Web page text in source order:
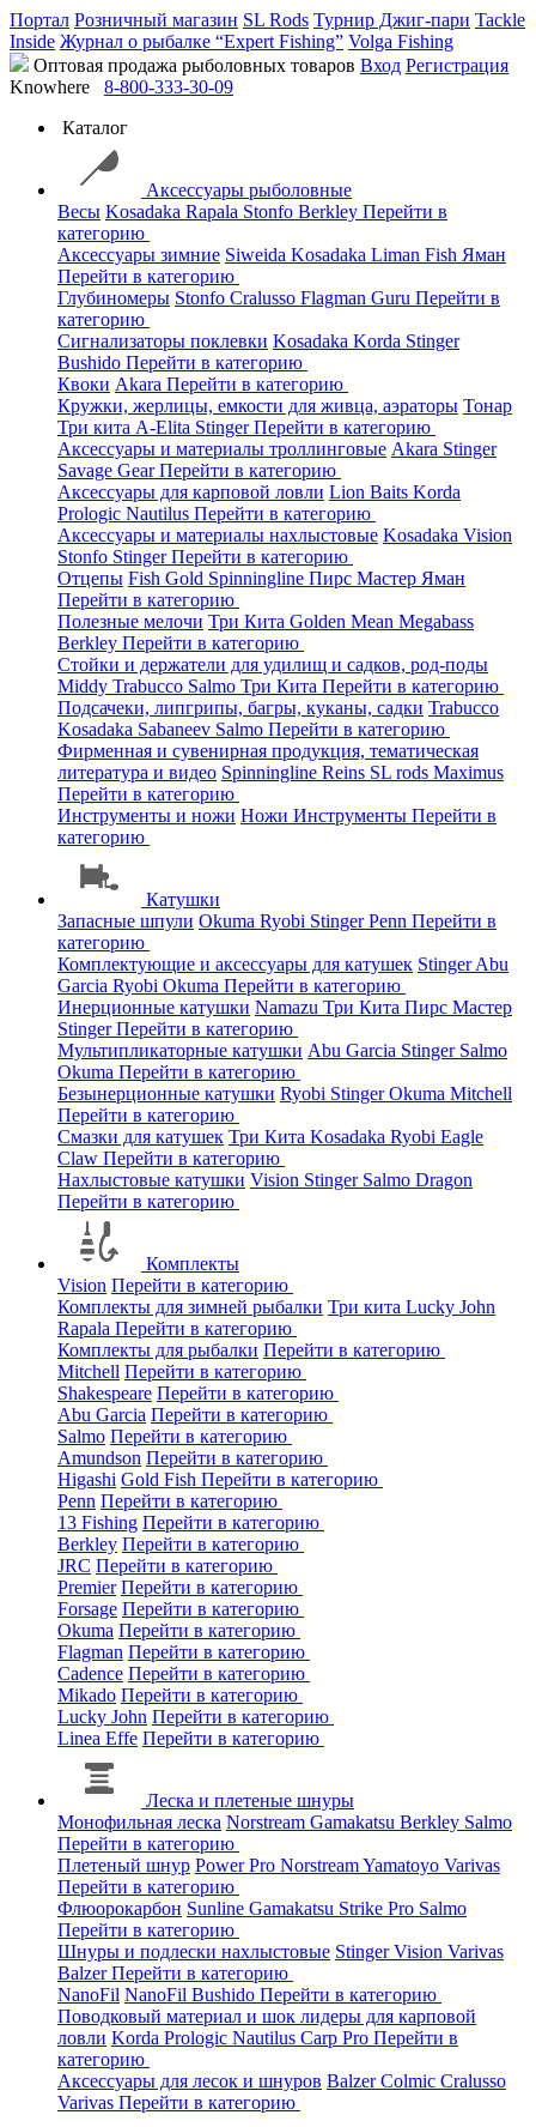
Портал Розничный магазин SL Rods Турнир Джиг-пари Tackle
Inside Журнал о рыбалке “Expert Fishing” Volga Fishing
Оптовая продажа рыболовных товаров Вход Регистрация
Knowhere
8-800-333-30-09
Каталог
Аксессуары рыболовные
Весы Kosadaka Rapala Stonfo Berkley Перейти в
категорию
Аксессуары зимние Siweida Kosadaka Liman Fish Яман
Перейти в категорию
Глубиномеры Stonfo Cralusso Flagman Guru Перейти в
категорию
Сигнализаторы поклевки Kosadaka Korda Stinger
Bushido Перейти в категорию
Квоки Akara Перейти в категорию
Кружки, жерлицы, емкости для живца, аэраторы Тонар
Три кита A-Elita StingerПерейти в категорию
Аксессуары и материалы троллинговые Akara Stinger
Savage GearПерейти в категорию
Аксессуары для карповой ловли Lion Baits Korda
Prologic Nautilus Перейти в категорию
Аксессуары и материалы нахлыстовые Kosadaka Vision
Stonfo StingerПерейти в категорию
Отцепы Fish Gold Spinningline Пирс Мастер Яман
Перейти в категорию
Полезные мелочи Три Кита Golden Mean Megabass
Berkley Перейти в категорию
Стойки и держатели для удилищ и садков, род-поды
Middy Trabucco Salmo Три Кита Перейти в категорию
Подсачеки, липгрипы, багры, куканы, садки Trabucco
Kosadaka Sabaneev Salmo Перейти в категорию
Фирменная и сувенирная продукция, тематическая
литература и видео Spinningline Reins SL rods Maximus
Перейти в категорию
Инструменты и ножи Ножи Инструменты Перейти в
категорию
Катушки
Запасные шпули Okuma Ryobi StingerPenn Перейти в
категорию
Комплектующие и аксессуары для катушек StingerAbu
Garcia Ryobi Okuma Перейти в категорию
Инерционные катушки Namazu Три Кита Пирс Мастер
StingerПерейти в категорию
Мультипликаторные катушки Abu Garcia Stinger Salmo
Okuma Перейти в категорию
Безынерционные катушки Ryobi StingerOkuma Mitchell
Перейти в категорию
Смазки для катушек Три Кита Kosadaka Ryobi Eagle
Claw Перейти в категорию
Нахлыстовые катушки Vision Stinger Salmo Dragon
Перейти в категорию
Комплекты
Vision Перейти в категорию
Комплекты для зимней рыбалки Три кита Lucky John
Rapala Перейти в категорию
Комплекты для рыбалки Перейти в категорию
Mitchell Перейти в категорию
Shakespeare Перейти в категорию
Abu Garcia Перейти в категорию
Salmo Перейти в категорию
Amundson Перейти в категорию
Higashi Gold Fish Перейти в категорию
Penn Перейти в категорию
13 Fishing Перейти в категорию
Berkley Перейти в категорию
JRC Перейти в категорию
Premier Перейти в категорию
Forsage Перейти в категорию
Okuma Перейти в категорию
Flagman Перейти в категорию
Cadence Перейти в категорию
Mikado Перейти в категорию
Lucky John Перейти в категорию
Linea Effe Перейти в категорию
Леска и плетеные шнуры
Монофильная леска Norstream Gamakatsu Berkley Salmo
Перейти в категорию
Плетеный шнур Power Pro NorstreamYamatoyo Varivas
Перейти в категорию
Флюорокарбон Sunline Gamakatsu Strike Pro Salmo
Перейти в категорию
Шнуры и подлески нахлыстовые StingerVision Varivas
BalzerПерейти в категорию
NanoFil NanoFil Bushido Перейти в категорию
Поводковый материал и шок лидеры для карповой
ловли Korda Prologic Nautilus Carp Pro Перейти в
категорию
Аксессуары для лесок и шнуров BalzerColmic Cralusso
Varivas Перейти в категорию